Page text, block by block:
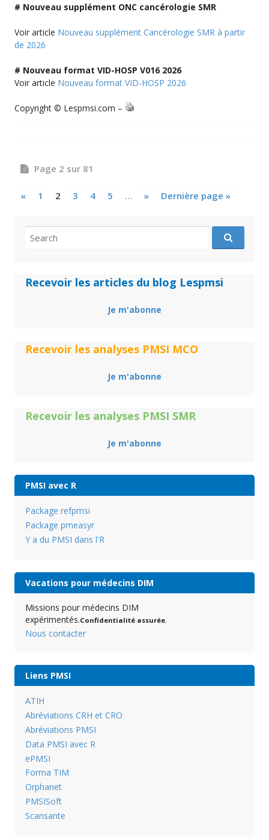
# Nouveau supplément ONC cancérologie SMR
Voir article Nouveau supplément Cancérologie SMR à partir
de 2026
# Nouveau format VID-HOSP V016 2026
Voir article Nouveau format VID-HOSP 2026
Copyright © Lespmsi.com –
Posts
navigation
Page 2 sur 81
« 1 2 3 4 5 … » Dernière page »
for:
Recevoir les articles du blog Lespmsi
Je m'abonne
Recevoir les analyses PMSI MCO
Je m'abonne
Recevoir les analyses PMSI SMR
Je m'abonne
PMSI avec R
Package refpmsi
Package pmeasyr
Y a du PMSI dans l'R
Vacations pour médecins DIM
Missions pour médecins DIM
expérimentés.Confidentialité assurée.
Nous contacter
Liens PMSI
ATIH
Abréviations CRH et CRO
Abréviations PMSI
Data PMSI avec R
ePMSI
Forma TIM
Orphanet
PMSISoft
Scansante